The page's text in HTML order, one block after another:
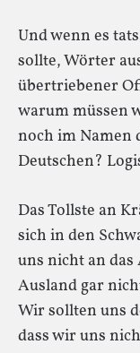
Und wenn es
sollte, Wörter
übertriebener
warum müssen
noch im Namen
Deutschen?
Das Tollste an
sich in den
uns nicht an
Ausland gar
Wir sollten uns
dass wir uns